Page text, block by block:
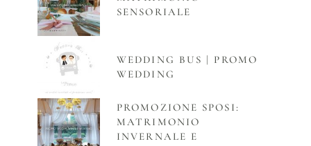
SENSORIALE
WEDDING BUS | PROMO
WEDDING
PROMOZIONE SPOSI:
MATRIMONIO
INVERNALE E